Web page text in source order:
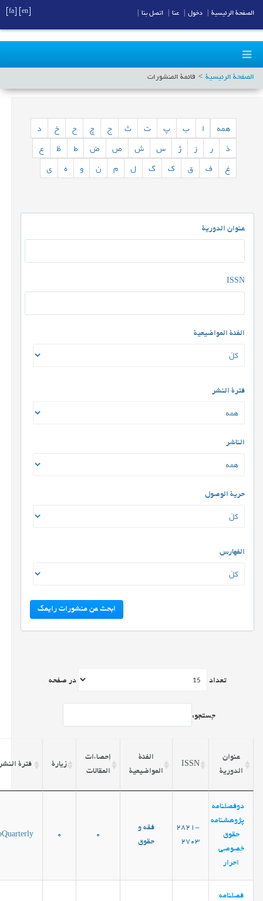
الصفحة الرئيسية قائمة المنشورات
همه ب پ ت ث ج چ ح خ
د
ذ
ر ز ژ س ش ص ض ط ظ
ع
غ
ف ق ک گ ل م ن و ه ی
عنوان الدورية
ISSN
الفئة المواضيعية
فترة النشر
الناشر
حرية الوصول
الفهارس
ابحث عن منشورات رایمگ
تعداد در صفحه
جستجو:
عنوان
الدورية
ISSN
الفئة
المواضيعية
إحصاءات
المقالات
زيارة فترة النشر
دوفصلنامه
پژوهشنامه
حقوق
خصوصی
احرار
2821-
2703
فقه و
حقوق
0
0
فصلنامه
الصفحة الرئيسية دخول عنا اتصل بنا